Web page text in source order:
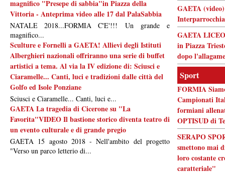
magnifico "Presepe di sabbia"in Piazza della
Vittoria - Anteprima video alle 17 dal PalaSabbia
NATALE 2018...FORMIA C'E'!!! Un grande e
magnifico...
Sculture e Fornelli a GAETA! Allievi degli Istituti
Alberghieri nazionali offriranno una serie di buffet
artistici a tema. Al via la IV edizione di: Sciusci e
Ciaramelle... Canti, luci e tradizioni dalle città del
Golfo ed Isole Ponziane
Sciusci e Ciaramelle... Canti, luci e...
GAETA La tragedia di Cicerone su "La
Favorita"VIDEO Il bastione storico diventa teatro di
un evento culturale e di grande pregio
GAETA 15 agosto 2018 - Nell'ambito del progetto
"Verso un parco letterio di...
GAETA
GAETA
in Piazza
dopo
Sport
FORMIA
Campionati
formiani
OPTISUD di
SERAPO
smettono mai
loro costante
caratteriale"